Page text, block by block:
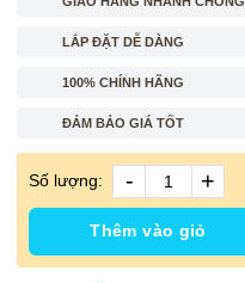
LẮP ĐẶT DỄ DÀNG
100% CHÍNH HÃNG
ĐẢM BẢO GIÁ TỐT
Số lượng: - +
Thêm vào giỏ